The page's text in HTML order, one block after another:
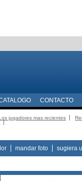
CONTACTO
jugadores mas recientes
mandar foto sugiera